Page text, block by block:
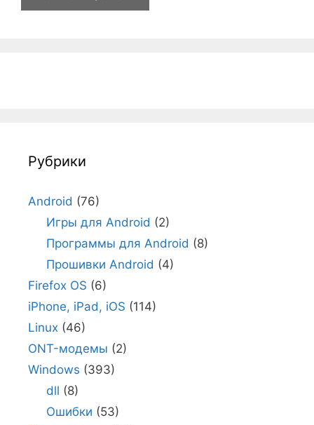
Рубрики
Android (76)
Игры для Android (2)
Программы для Android (8)
Прошивки Android (4)
Firefox OS (6)
iPhone, iPad, iOS (114)
Linux (46)
ONT-модемы (2)
Windows (393)
dll (8)
Ошибки (53)